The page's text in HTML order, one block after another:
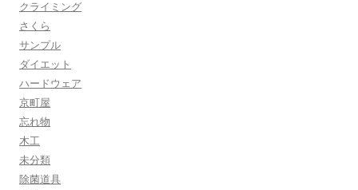
クライミング
さくら
サンプル
ダイエット
ハードウェア
京町屋
忘れ物
木工
未分類
除菌道具